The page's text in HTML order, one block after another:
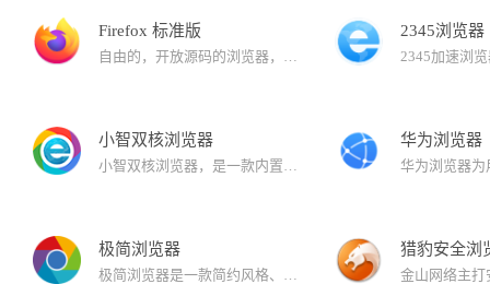
Firefox 标准版
自由的，开放源码的浏览器，它体积小速度快，还有其它一些高级特征，主要特性有：标签式浏览，使上网冲浪更快；可以禁止弹出式窗口；自定制工具栏；扩展管理；更好的搜索特性；快速而方便的侧栏。
2345浏览器
小智双核浏览器
小智双核浏览器，是一款内置Chrome和IE内核的安全双核浏览器，可完美支持IE9/IE10/IE11版本内核，同时拥有更加稳定、快速的Chrome内核：Chromium101，运行速度快、性能稳定，同样也确保了兼容性。界面简洁，安全、纯净无广告，有着秒开网页的流畅体验。支持安装谷歌Google Chrome插件拓展程序，拥有自定义主页、天气预报、免费PDF转换Word功能、快速划词翻译功能、网页长截图、gif录制、视频录制、快捷鼠标手势、一键扫码分享网页功能、微博助手、侧边栏二维码生成器以及自定义浏览器全面屏壁纸皮肤等功能。
华为浏览器
极简浏览器
极简浏览器是一款简约风格、极速安全、无广告、无弹窗的浏览器。极简浏览器提供了浏览器的基本功能。满足用户的极速安全上网的同时，无广告、无弹窗、简洁的界面等特点给用户带来不一样的浏览体验！
猎豹安全浏